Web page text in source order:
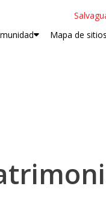
Mapa de sitios